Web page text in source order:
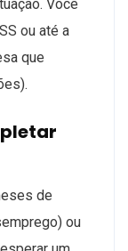
Você
ou até a
que
de
ou